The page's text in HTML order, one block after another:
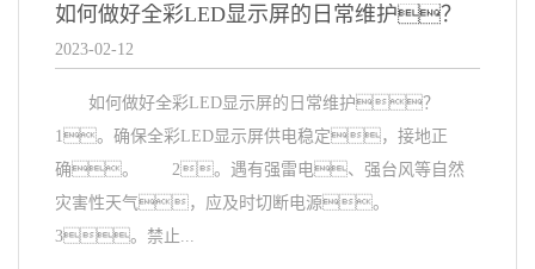
如何做好全彩LED显示屏的日常维护？
2023-02-12
如何做好全彩LED显示屏的日常维护？
1。确保全彩LED显示屏供电稳定，接地正
确。 2。遇有强雷电、强台风等自然
灾害性天气，应及时切断电源。
3。禁止...